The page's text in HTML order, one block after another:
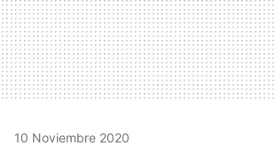
10 Noviembre 2020